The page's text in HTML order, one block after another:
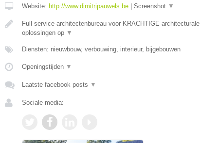
Website: http://www.dimitripauwels.be Screenshot ▼
Full service architectenbureau voor KRACHTIGE architecturale
oplossingen op ▼
Diensten: nieuwbouw, verbouwing, interieur, bijgebouwen
Openingstijden ▼
Laatste facebook posts ▼
Sociale media: